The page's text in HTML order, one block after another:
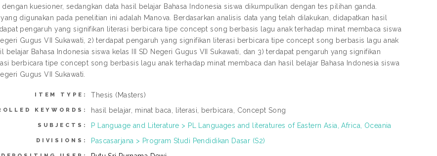
kuesioner, sedangkan data hasil belajar Bahasa Indonesia siswa dikumpulkan dengan tes pilihan ganda.
digunakan pada penelitian ini adalah Manova. Berdasarkan analisis data yang telah dilakukan, didapatkan hasil
pengaruh yang signifikan literasi berbicara tipe concept song berbasis lagu anak terhadap minat membaca siswa
Gugus VII Sukawati, 2) terdapat pengaruh yang signifikan literasi berbicara tipe concept song berbasis lagu anak
belajar Bahasa Indonesia siswa kelas III SD Negeri Gugus VII Sukawati, dan 3) terdapat pengaruh yang signifikan
berbicara tipe concept song berbasis lagu anak terhadap minat membaca dan hasil belajar Bahasa Indonesia siswa
Gugus VII Sukawati.
ITEM TYPE: Thesis (Masters)
KEYWORDS: hasil belajar, minat baca, literasi, berbicara, Concept Song
SUBJECTS: P Language and Literature > PL Languages and literatures of Eastern Asia, Africa, Oceania
DIVISIONS: Pascasarjana > Program Studi Pendidikan Dasar (S2)